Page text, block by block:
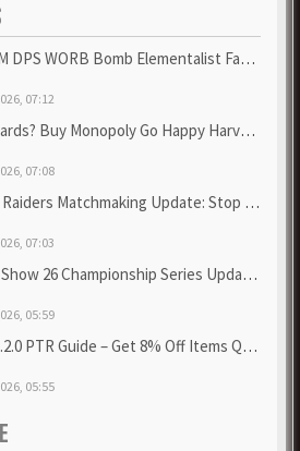
WORB Bomb Elementalist Fast - Grab POE Curren...
07:12
Buy Monopoly Go Happy Harvest with Looney Tun...
07:08
Matchmaking Update: Stop Failed - Grab Bluep...
07:03
26 Championship Series Update! Get Cheap & ...
05:59
PTR Guide – Get 8% Off Items Quickly to Test ...
05:55